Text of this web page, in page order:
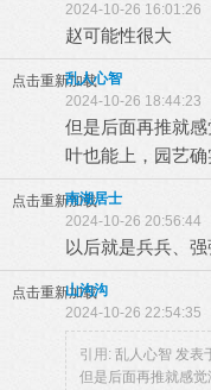
2024-10-26 16:01:26
赵可能性很大
点击重新加载
乱人心智
2024-10-26 18:44:23
但是后面再推就
叶也能上，园艺
点击重新加载
南湖居士
2024-10-26 20:56:44
以后就是兵兵、强
点击重新加载
山沟沟
2024-10-26 22:54:35
引用: 乱人心智 发表
但是后面再推就感觉